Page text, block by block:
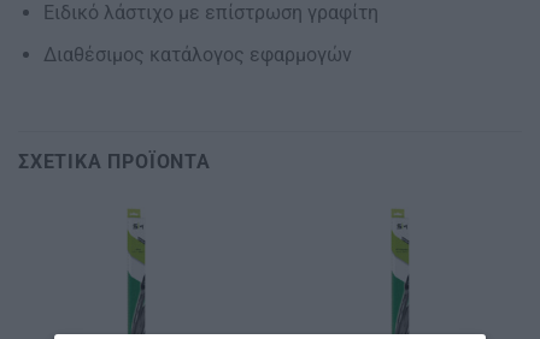
Ειδικό λάστιχο με επίστρωση γραφίτη
Διαθέσιμος κατάλογος εφαρμογών
ΣΧΕΤΙΚΆ ΠΡΟΪΌΝΤΑ